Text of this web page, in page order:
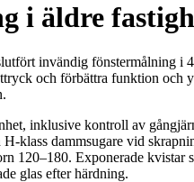
i äldre
invändig fönstermålning i
och förbättra funktion
inklusive kontroll av
klass dammsugare vid
120–180. Exponerade
glas efter härdning.